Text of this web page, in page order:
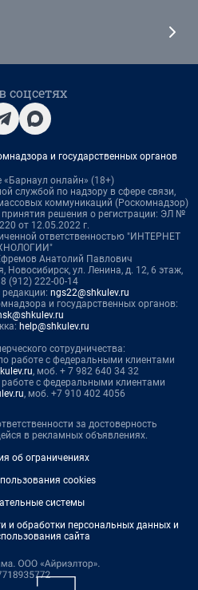
соцсетях
и государственных органов
«Барнаул онлайн» (18+)
службой по надзору в сфере связи,
коммуникаций (Роскомнадзор)
решения о регистрации: ЭЛ №
от 12.05.2022 г.
ответственностью "ИНТЕРНЕТ
Анатолий Павлович
Новосибирск, ул. Ленина, д. 12, 6 этаж,
(912) 222-00-14
ngs22@shkulev.ru
и государственных органов:
help@shkulev.ru
сотрудничества:
работе с федеральными клиентами
, моб. + 7 982 640 34 32
с федеральными клиентами
, моб. +7 910 402 4056
за достоверность
в рекламных объявлениях.
об ограничениях
cookies
системы
и обработки персональных данных и
сайта